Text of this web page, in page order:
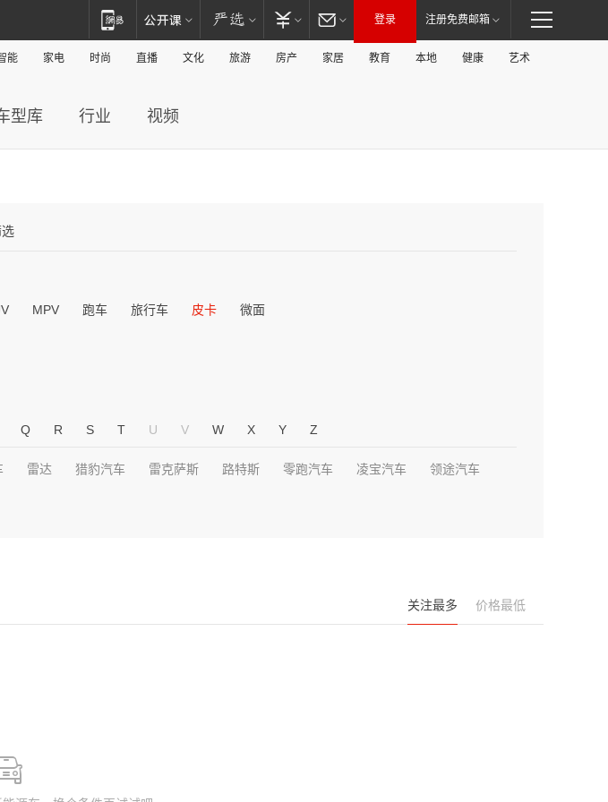
登录 注册免费邮箱
能 家电 时尚 直播 文化 旅游 房产 家居 教育 本地 健康 艺术
型库 行业 视频
MPV 跑车 旅行车 皮卡 微面
Q R S T U V W X Y Z
雷达 猎豹汽车 雷克萨斯 路特斯 零跑汽车 凌宝汽车 领途汽车
关注最多 价格最低